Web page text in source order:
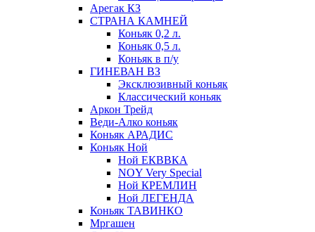
Арегак КЗ
СТРАНА КАМНЕЙ
Коньяк 0,2 л.
Коньяк 0,5 л.
Коньяк в п/у
ГИНЕВАН ВЗ
Эксклюзивный коньяк
Классический коньяк
Аркон Трейд
Веди-Алко коньяк
Коньяк АРАДИС
Коньяк Ной
Ной ЕКВВКА
NOY Very Special
Ной КРЕМЛИН
Ной ЛЕГЕНДА
Коньяк ТАВИНКО
Мргашен